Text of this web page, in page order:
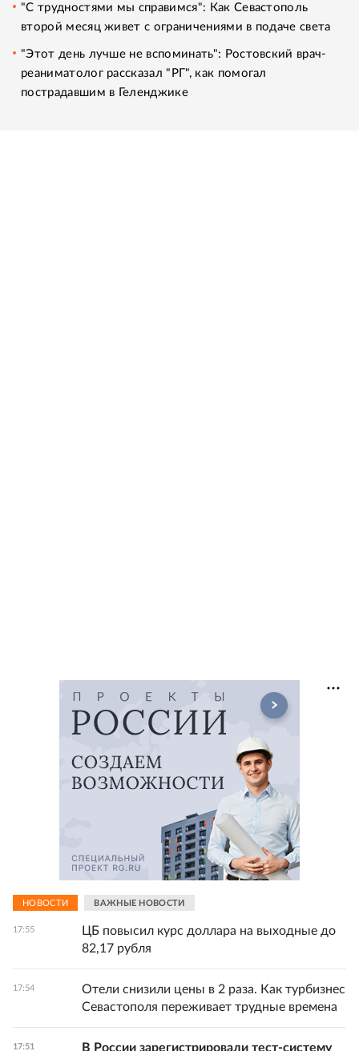
"С трудностями мы справимся": Как Севастополь
второй месяц живет с ограничениями в подаче света
"Этот день лучше не вспоминать": Ростовский врач-
реаниматолог рассказал "РГ", как помогал
пострадавшим в Геленджике
НОВОСТИ ВАЖНЫЕ НОВОСТИ
17:55
ЦБ повысил курс доллара на выходные до
82,17 рубля
17:54
Отели снизили цены в 2 раза. Как турбизнес
Севастополя переживает трудные времена
17:51 В России зарегистрировали тест-систему